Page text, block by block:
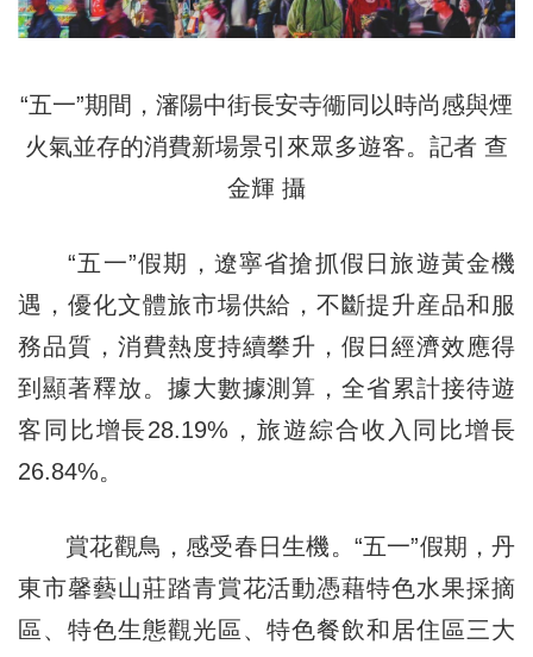
“五一”期間，瀋陽中街長安寺衚同以時尚感與煙
火氣並存的消費新場景引來眾多遊客。記者 查
金輝 攝
“五一”假期，遼寧省搶抓假日旅遊黃金機
遇，優化文體旅市場供給，不斷提升産品和服
務品質，消費熱度持續攀升，假日經濟效應得
到顯著釋放。據大數據測算，全省累計接待遊
客同比增長28.19%，旅遊綜合收入同比增長
26.84%。
賞花觀鳥，感受春日生機。“五一”假期，丹
東市馨藝山莊踏青賞花活動憑藉特色水果採摘
區、特色生態觀光區、特色餐飲和居住區三大